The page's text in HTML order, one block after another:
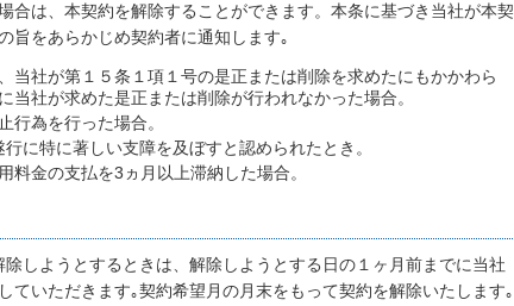
合は、本契約を解除することができます。本条に基づき当社が本契
旨をあらかじめ契約者に通知します｡
当社が第１５条１項１号の是正または削除を求めたにもかかわら
当社が求めた是正または削除が行われなかった場合。
行為を行った場合。
に特に著しい支障を及ぼすと認められたとき。
料金の支払を3ヵ月以上滞納した場合。
しようとするときは、解除しようとする日の１ヶ月前までに当社
ていただきます｡契約希望月の月末をもって契約を解除いたします｡